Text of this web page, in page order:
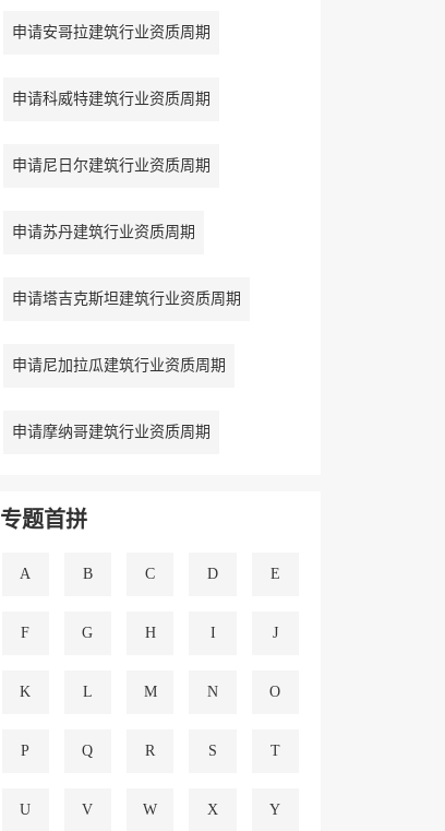
申请安哥拉建筑行业资质周期
申请科威特建筑行业资质周期
申请尼日尔建筑行业资质周期
申请苏丹建筑行业资质周期
申请塔吉克斯坦建筑行业资质周期
申请尼加拉瓜建筑行业资质周期
申请摩纳哥建筑行业资质周期
专题首拼
A B C D E
F G H I J
K L M N O
P Q R S T
U V W X Y